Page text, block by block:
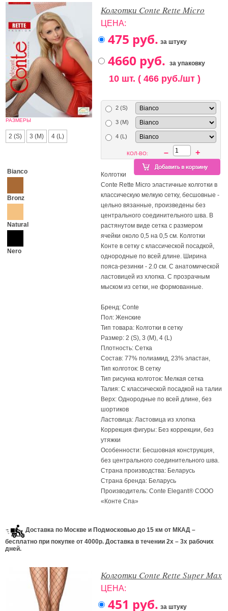
РАЗМЕРЫ
2 (S) 3 (M) 4 (L)
Bianco
Bronz
Natural
Nero
Колготки Conte Rette Micro
ЦЕНА:
за штуку
за упаковку
10 шт. ( 466 руб./шт )
2 (S)
3 (M)
4 (L)
КОЛ-ВО: – +
Колготки
Conte Rette Micro эластичные колготки в
классическую мелкую сетку, бесшовные -
цельно вязанные, произведены без
центрального соединительного шва. В
растянутом виде сетка с размером
ячейки около 0,5 на 0,5 см. Колготки
Конте в сетку с классической посадкой,
однородные по всей длине. Ширина
пояса-резинки - 2.0 см. С анатомической
ластовицей из хлопка. С прозрачным
мыском из сетки, не формованные.
Бренд: Conte
Пол: Женские
Тип товара: Колготки в сетку
Размер: 2 (S), 3 (M), 4 (L)
Плотность: Сетка
Состав: 77% полиамид, 23% эластан,
Тип колготок: В сетку
Тип рисунка колготок: Мелкая сетка
Талия: С классической посадкой на талии
Верх: Однородные по всей длине, без
шортиков
Ластовица: Ластовица из хлопка
Коррекция фигуры: Без коррекции, без
утяжки
Особенности: Бесшовная конструкция,
без центрального соединительного шва.
Страна производства: Беларусь
Страна бренда: Беларусь
Производитель: Conte Elegant® СООО
«Конте Спа»
Доставка по Москве и Подмосковью до 15 км от МКАД –
бесплатно при покупке от 4000р. Доставка в течении 2х – 3х рабочих
дней.
Колготки Conte Rette Super Max
ЦЕНА:
за штуку